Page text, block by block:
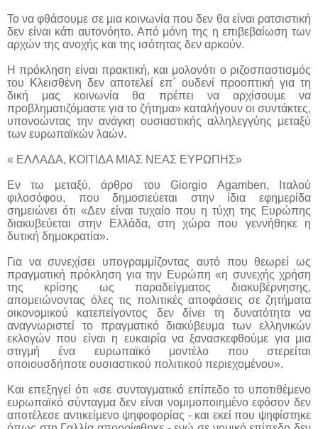
Το να φθάσουμε σε μια κοινωνία που δεν θα είναι ρατσιστική
δεν είναι κάτι αυτονόητο. Από μόνη της η επιβεβαίωση των
αρχών της ανοχής και της ισότητας δεν αρκούν.
Η πρόκληση είναι πρακτική, και μολονότι ο ριζοσπαστισμός
του Κλεισθένη δεν αποτελεί επ΄ ουδενί προοπτική για τη
δική μας κοινωνία θα πρέπει να αρχίσουμε να
προβληματιζόμαστε για το ζήτημα» καταλήγουν οι συντάκτες,
υπονοώντας την ανάγκη ουσιαστικής αλληλεγγύης μεταξύ
των ευρωπαϊκών λαών.
« ΕΛΛΑΔΑ, ΚΟΙΤΙΔΑ ΜΙΑΣ ΝΕΑΣ ΕΥΡΩΠΗΣ»
Εν τω μεταξύ, άρθρο του Giorgio Agamben, Ιταλού
φιλοσόφου, που δημοσιεύεται στην ίδια εφημερίδα
σημειώνει ότι «Δεν είναι τυχαίο που η τύχη της Ευρώπης
διακυβεύεται στην Ελλάδα, στη χώρα που γεννήθηκε η
δυτική δημοκρατία».
Για να συνεχίσει υπογραμμίζοντας αυτό που θεωρεί ως
πραγματική πρόκληση για την Ευρώπη «η συνεχής χρήση
της κρίσης ως παραδείγματος διακυβέρνησης,
απομειώνοντας όλες τις πολιτικές αποφάσεις σε ζητήματα
οικονομικού κατεπείγοντος δεν δίνει τη δυνατότητα να
αναγνωριστεί το πραγματικό διακύβευμα των ελληνικών
εκλογών που είναι η ευκαιρία να ξανασκεφθούμε για μια
στιγμή ένα ευρωπαϊκό μοντέλο που στερείται
οποιουσδήποτε ουσιαστικού πολιτικού περιεχομένου».
Και επεξηγεί ότι «σε συνταγματικό επίπεδο το υποτιθέμενο
ευρωπαϊκό σύνταγμα δεν είναι νομιμοποιημένο εφόσον δεν
αποτέλεσε αντικείμενο ψηφοφορίας - και εκεί που ψηφίστηκε